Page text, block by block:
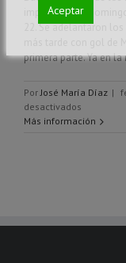
impusieron al
22. Se adelantaron
primera parte. Ya en
PorJosé María Díaz |
desactivados
Victoria
Más información
Aceptar